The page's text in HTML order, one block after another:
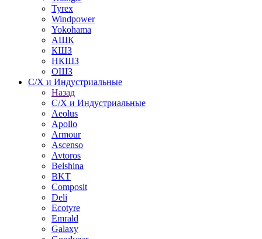
Tyrex
Windpower
Yokohama
АШК
КШЗ
НКШЗ
ОШЗ
С/Х и Индустриальные
Назад
С/Х и Индустриальные
Aeolus
Apollo
Armour
Ascenso
Avtoros
Belshina
BKT
Composit
Deli
Ecotyre
Emrald
Galaxy